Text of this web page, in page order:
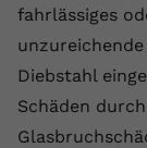
fahrlässiges
Diebstahl
Schäden
Name